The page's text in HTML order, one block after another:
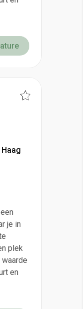
je in
plek
en